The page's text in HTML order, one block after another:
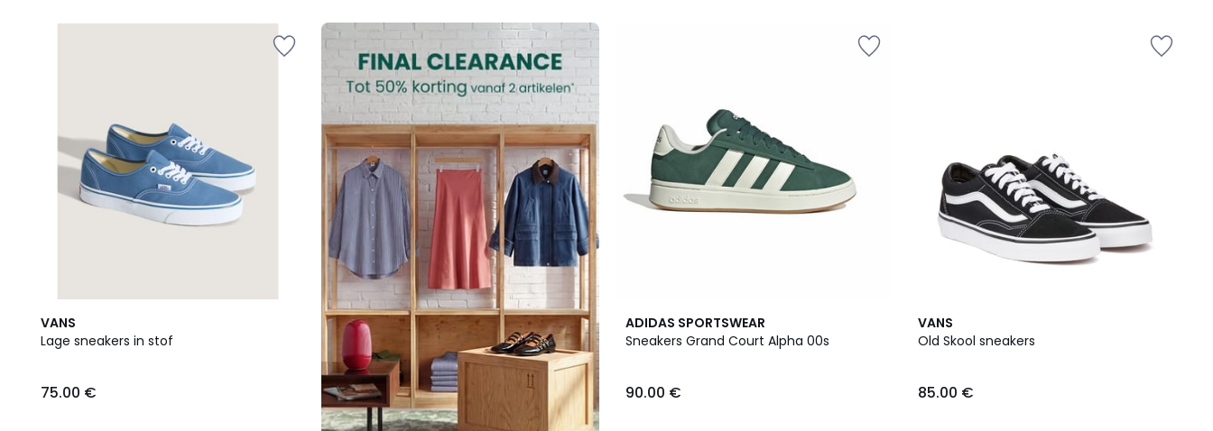
VANS
Lage sneakers in stof
75.00 €
4.5
/ 5
FINAL
CLEARANCE
ADIDAS SPORTSWEAR
Sneakers Grand Court Alpha 00s
90.00 €
4.9
/ 5
2
Kleuren
VANS
Old Skool sneakers
85.00 €
4.6
/ 5